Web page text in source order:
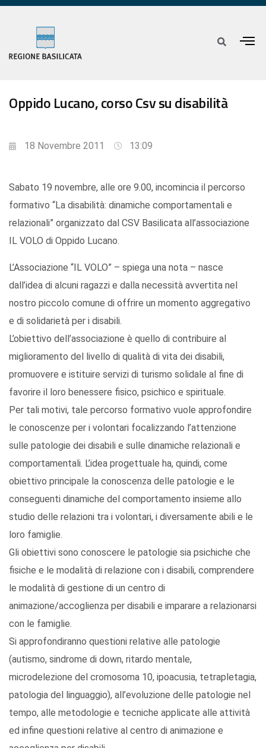
Oppido Lucano, corso Csv su disabilità
18 Novembre 2011 13:09
Sabato 19 novembre, alle ore 9.00, incomincia il percorso
formativo “La disabilità: dinamiche comportamentali e
relazionali” organizzato dal CSV Basilicata all’associazione
IL VOLO di Oppido Lucano.
L’Associazione “IL VOLO” – spiega una nota – nasce
dall’idea di alcuni ragazzi e dalla necessità avvertita nel
nostro piccolo comune di offrire un momento aggregativo
e di solidarietà per i disabili.
L’obiettivo dell’associazione è quello di contribuire al
miglioramento del livello di qualità di vita dei disabili,
promuovere e istituire servizi di turismo solidale al fine di
favorire il loro benessere fisico, psichico e spirituale.
Per tali motivi, tale percorso formativo vuole approfondire
le conoscenze per i volontari focalizzando l’attenzione
sulle patologie dei disabili e sulle dinamiche relazionali e
comportamentali. L’idea progettuale ha, quindi, come
obiettivo principale la conoscenza delle patologie e le
conseguenti dinamiche del comportamento insieme allo
studio delle relazioni tra i volontari, i diversamente abili e le
loro famiglie.
Gli obiettivi sono conoscere le patologie sia psichiche che
fisiche e le modalità di relazione con i disabili, comprendere
le modalità di gestione di un centro di
animazione/accoglienza per disabili e imparare a relazionarsi
con le famiglie.
Si approfondiranno questioni relative alle patologie
(autismo, sindrome di down, ritardo mentale,
microdelezione del cromosoma 10, ipoacusia, tetrapletagia,
patologia del linguaggio), all’evoluzione delle patologie nel
tempo, alle metodologie e tecniche applicate alle attività
ed infine questioni relative al centro di animazione e